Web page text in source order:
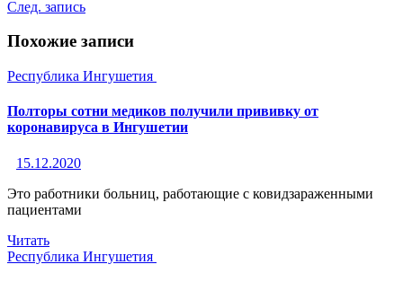
След. запись
Похожие записи
Республика Ингушетия
Полторы сотни медиков получили прививку от
коронавируса в Ингушетии
15.12.2020
Это работники больниц, работающие с ковидзараженными
пациентами
Читать
Республика Ингушетия